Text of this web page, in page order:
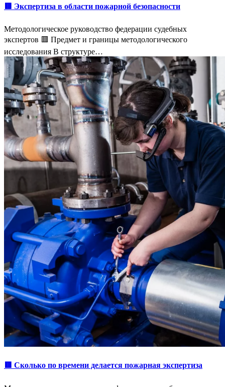
🟥 Экспертиза в области пожарной безопасности
Методологическое руководство федерации судебных
экспертов 🟥 Предмет и границы методологического
исследования В структуре…
🟥 Сколько по времени делается пожарная экспертиза